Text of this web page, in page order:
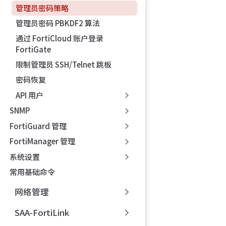
管理员密码策略
管理员密码 PBKDF2 算法
通过 FortiCloud 账户登录
FortiGate
限制管理员 SSH/Telnet 跳板
密码恢复
API 用户
SNMP
FortiGuard 管理
FortiManager 管理
系统设置
常用基础命令
网络管理
SAA-FortiLink